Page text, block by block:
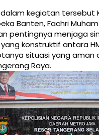
kegiatan tersebut
Banten, Fachri
pentingnya menjaga
konstruktif antara
situasi yang aman
Raya.